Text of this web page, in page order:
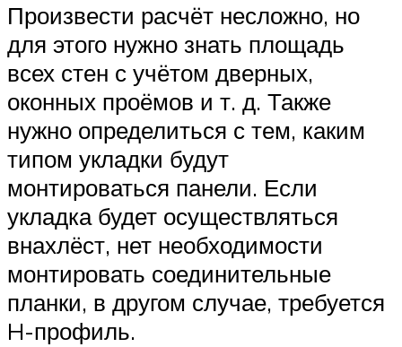
Произвести расчёт несложно, но
для этого нужно знать площадь
всех стен с учётом дверных,
оконных проёмов и т. д. Также
нужно определиться с тем, каким
типом укладки будут
монтироваться панели. Если
укладка будет осуществляться
внахлёст, нет необходимости
монтировать соединительные
планки, в другом случае, требуется
H-профиль.